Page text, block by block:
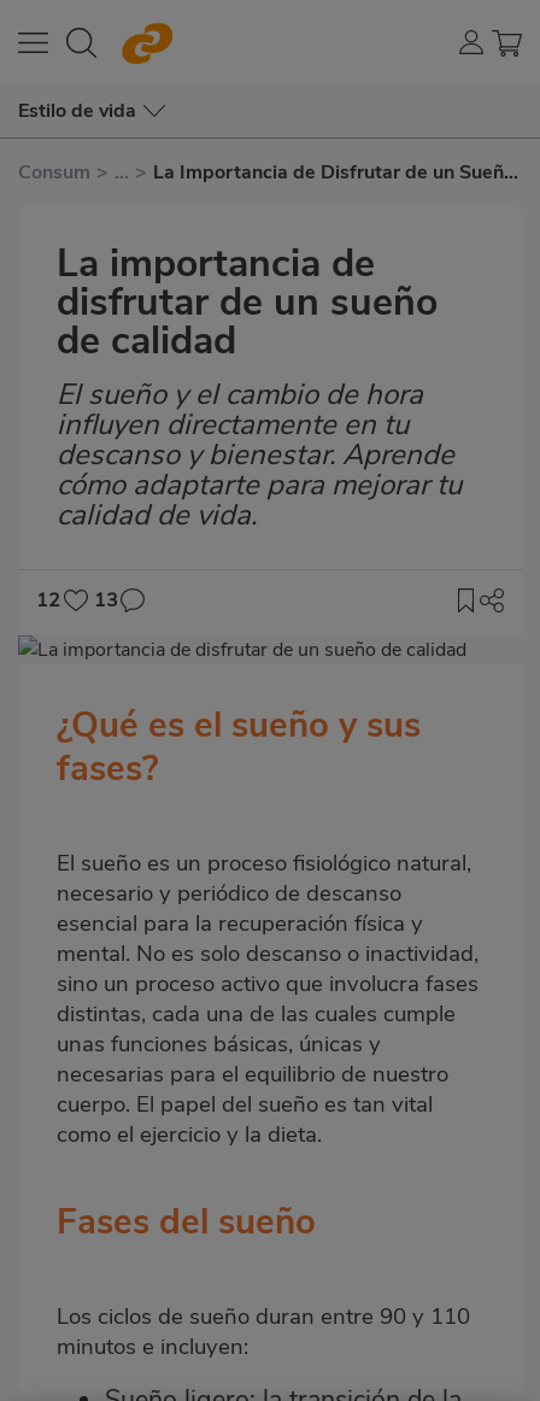
Estilo de vida
Consum > ... > La Importancia de Disfrutar de un Sueño
La importancia de
disfrutar de un sueño
de calidad
Subtítulo
El sueño y el cambio de hora
influyen directamente en tu
descanso y bienestar. Aprende
cómo adaptarte para mejorar tu
calidad de vida.
12
13
Imagen
Body
¿Qué es el sueño y sus
fases?
El sueño es un proceso fisiológico natural,
necesario y periódico de descanso
esencial para la recuperación física y
mental. No es solo descanso o inactividad,
sino un proceso activo que involucra fases
distintas, cada una de las cuales cumple
unas funciones básicas, únicas y
necesarias para el equilibrio de nuestro
cuerpo. El papel del sueño es tan vital
como el ejercicio y la dieta.
Fases del sueño
Los ciclos de sueño duran entre 90 y 110
minutos e incluyen: